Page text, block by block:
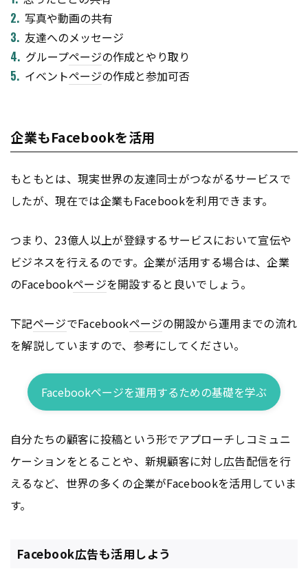
写真や動画の共有
友達へのメッセージ
グループページの作成とやり取り
イベントページの作成と参加可否
企業もFacebookを活用
もともとは、現実世界の友達同士がつながるサービスで
したが、現在では企業もFacebookを利用できます。
つまり、23億人以上が登録するサービスにおいて宣伝や
ビジネスを行えるのです。企業が活用する場合は、企業
のFacebookページを開設すると良いでしょう。
下記ページでFacebookページの開設から運用までの流れ
を解説していますので、参考にしてください。
Facebookページを運用するための基礎を学ぶ
自分たちの顧客に投稿という形でアプローチしコミュニ
ケーションをとることや、新規顧客に対し広告配信を行
えるなど、世界の多くの企業がFacebookを活用していま
す。
Facebook広告も活用しよう